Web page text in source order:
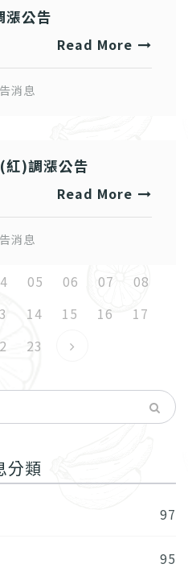
漲公告
Read More
消息
)調漲公告
Read More
消息
05 06 07
08
14 15 16
17
23
分類
97
95